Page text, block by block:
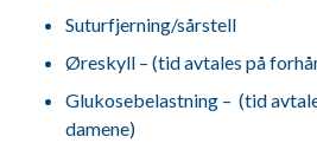
Suturfjerning/sårstell
Øreskyll – (tid avtales på
Glukosebelastning – (tid
damene)